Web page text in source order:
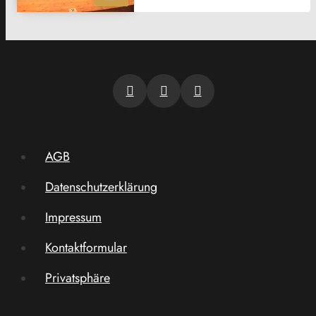
AGB
Datenschutzerklärung
Impressum
Kontaktformular
Privatsphäre